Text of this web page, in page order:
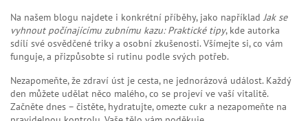
Na našem blogu najdete i konkrétní příběhy, jako napříkladJak se
vyhnout počínajícímu zubnímu kazu: Praktické tipy, kde autorka
sdílí své osvědčené triky a osobní zkušenosti. Všímejte si, co vám
funguje, a přizpůsobte si rutinu podle svých potřeb.
Nezapomeňte, že zdraví úst je cesta, ne jednorázová událost. Každý
den můžete udělat něco malého, co se projeví ve vaší vitalitě.
Začněte dnes – čistěte, hydratujte, omezte cukr a nezapomeňte na